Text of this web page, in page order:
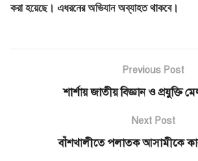
করা হয়েছে। এধরনের অভিযান অব্যাহত থাকবে।
Previous Post
শার্শায় জাতীয় বিজ্ঞান ও প্রযুক্তি
Next Post
বাঁশখালীতে পলাতক আসামীকে